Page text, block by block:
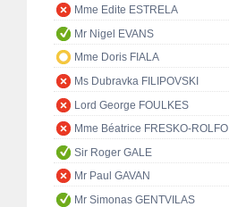
Mme Edite ESTRELA
Mr Nigel EVANS
Mme Doris FIALA
Ms Dubravka FILIPOVSKI
Lord George FOULKES
Mme Béatrice FRESKO-ROLFO
Sir Roger GALE
Mr Paul GAVAN
Mr Simonas GENTVILAS